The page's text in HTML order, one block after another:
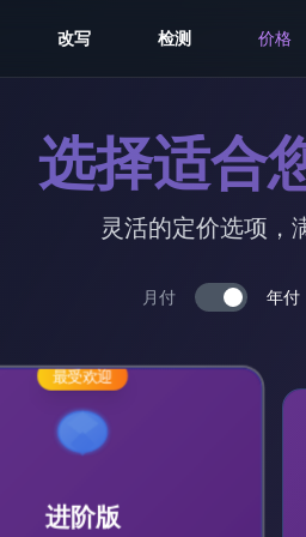
改写 检测 价格
选择适合
灵活的定价选项，
月付
Toggle
年付
最受欢迎
进阶版